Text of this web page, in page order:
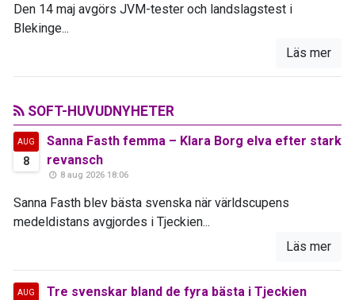
Den 14 maj avgörs JVM-tester och landslagstest i
Blekinge...
Läs mer
SOFT-HUVUDNYHETER
AUG
8
Sanna Fasth femma – Klara Borg elva efter stark
revansch
8 aug 2026 18:06
Sanna Fasth blev bästa svenska när världscupens
medeldistans avgjordes i Tjeckien...
Läs mer
AUG Tre svenskar bland de fyra bästa i Tjeckien